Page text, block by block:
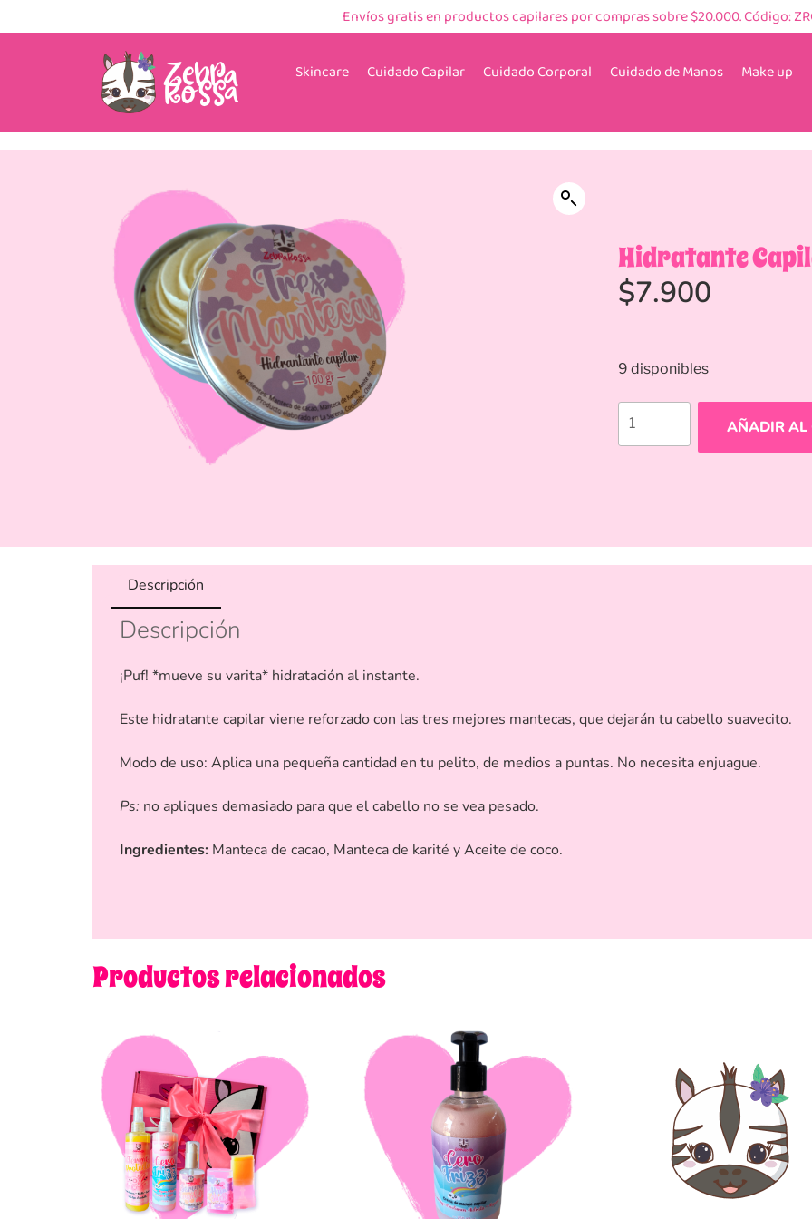
Envíos gratis en productos capilares por compras sobre $20.000. Código:
Skincare Cuidado Capilar Cuidado Corporal Cuidado de Manos Make up
Hidratante
$7.900
9 disponibles
AÑADIR AL
Descripción
Descripción
¡Puf! *mueve su varita* hidratación al instante.
Este hidratante capilar viene reforzado con las tres mejores mantecas, que dejarán tu cabello suavecito.
Modo de uso: Aplica una pequeña cantidad en tu pelito, de medios a puntas. No necesita enjuague.
Ps: no apliques demasiado para que el cabello no se vea pesado.
Ingredientes: Manteca de cacao, Manteca de karité y Aceite de coco.
Productos relacionados